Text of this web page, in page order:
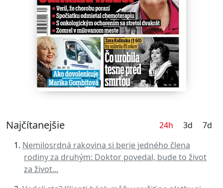
Najčítanejšie 24h 3d
7d
Nemilosrdná rakovina si berie jedného člena
rodiny za druhým: Doktor povedal, bude to život
za život...